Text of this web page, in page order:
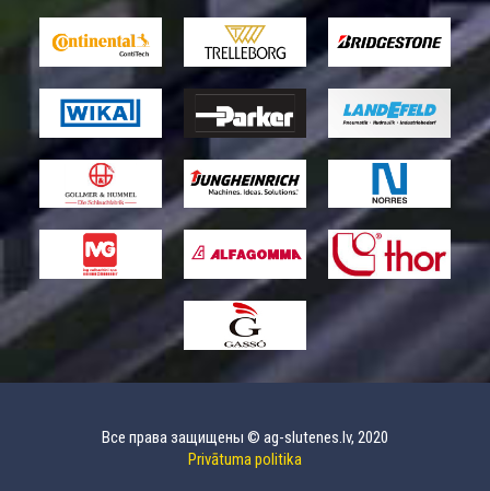
Все права защищены © ag-slutenes.lv, 2020
Privātuma politika